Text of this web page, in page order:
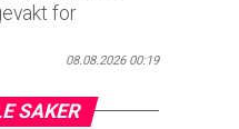
for
08.08.2026 00:19
SAKER